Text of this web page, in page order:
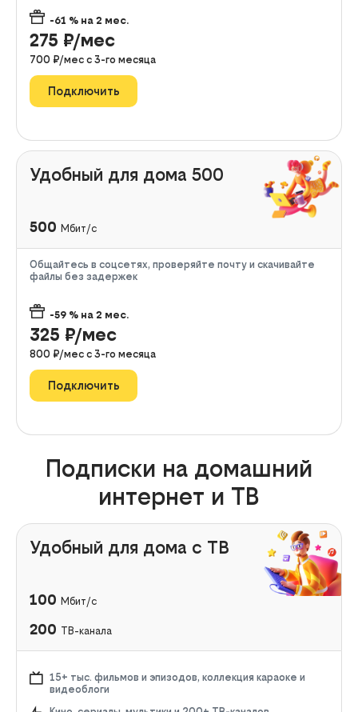
-61 % на 2 мес.
275 ₽/мес
700 ₽/мес с 3-го месяца
Подключить
Удобный для дома 500
500 Мбит/с
Общайтесь в соцсетях, проверяйте почту и скачивайте
файлы без задержек
-59 % на 2 мес.
325 ₽/мес
800 ₽/мес с 3-го месяца
Подключить
Подписки на домашний
интернет и ТВ
Удобный для дома с ТВ
100 Мбит/с
200 ТВ-канала
15+ тыс. фильмов и эпизодов, коллекция караоке и
видеоблоги